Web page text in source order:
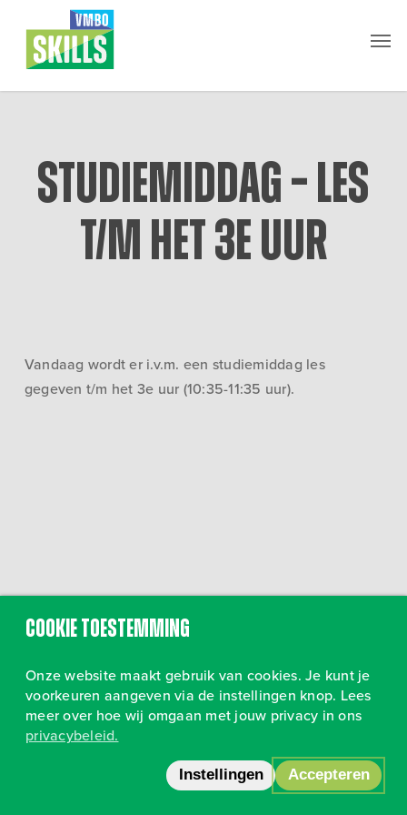
Studiemiddag – les
t/m het 3e uur
Vandaag wordt er i.v.m. een studiemiddag les
gegeven t/m het 3e uur (10:35-11:35 uur).
Volg ons op Instagram•Privacy
Cookie toestemming
Onze website maakt gebruik van cookies. Je kunt je
voorkeuren aangeven via de instellingen knop. Lees
meer over hoe wij omgaan met jouw privacy in ons
privacybeleid.
Instellingen Accepteren